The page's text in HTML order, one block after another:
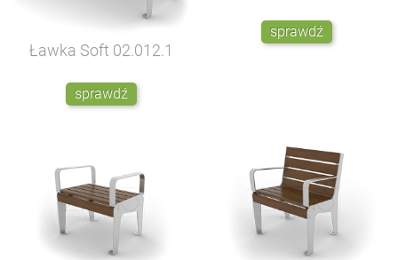
Ławka Soft 02.012.1
sprawdź
sprawdź